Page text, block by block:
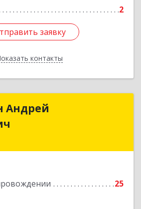
2
заявку
контакты
заявку
Назад
Андрей
25
ИП Совихин Андрей
Подробнее